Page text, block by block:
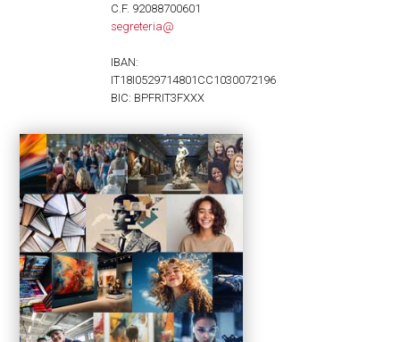
C.F. 92088700601
segreteria@
IBAN:
IT18I0529714801CC1030072196
BIC: BPFRIT3FXXX